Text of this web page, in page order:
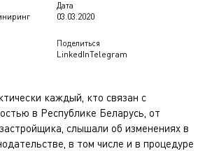
Дата
03.03.2020
Поделиться
LinkedInTelegram
каждый, кто связан с
в Республике Беларусь, от
слышали об изменениях в
в том числе и в процедуре